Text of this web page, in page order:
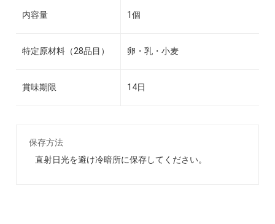
内容量 1個
特定原材料（28品目） 卵・乳・小麦
賞味期限 14日
保存方法
直射日光を避け冷暗所に保存してください。